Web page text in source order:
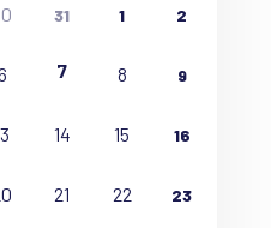
31 1 2
7 8 9
14 15 16
21 22 23